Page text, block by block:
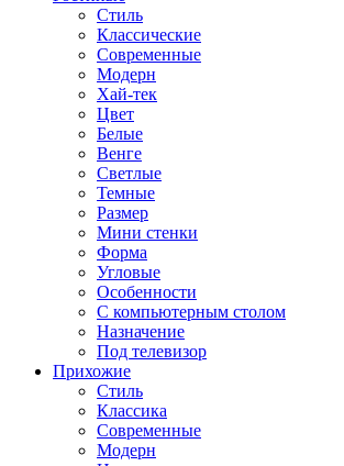
Стиль
Классические
Современные
Модерн
Хай-тек
Цвет
Белые
Венге
Светлые
Темные
Размер
Мини стенки
Форма
Угловые
Особенности
С компьютерным столом
Назначение
Под телевизор
Прихожие
Стиль
Классика
Современные
Модерн